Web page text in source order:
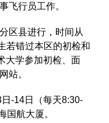
飞行员工作。
区县进行，时间从
若错过本区的初检和
大学参加初检、面
站。
-14日（每天8:30-
国航大厦。